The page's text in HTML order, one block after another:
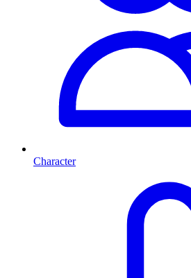
Character